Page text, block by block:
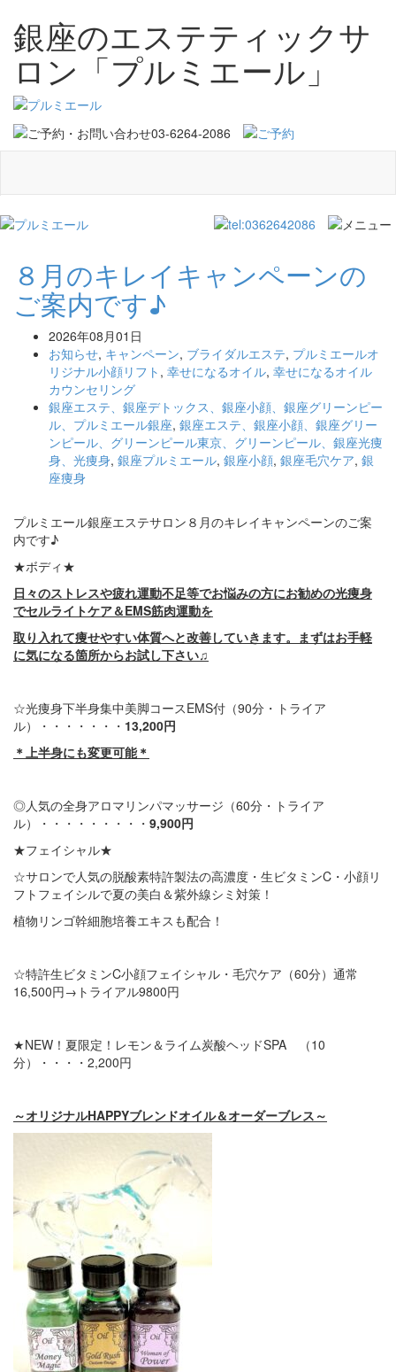
銀座のエステティックサ
ロン「プルミエール」
８月のキレイキャンペーンの
ご案内です♪
2026年08月01日
お知らせ, キャンペーン, ブライダルエステ, プルミエールオ
リジナル小顔リフト , 幸せになるオイル, 幸せになるオイル
カウンセリング
銀座エステ、銀座デトックス、銀座小顔、銀座グリーンピー
ル、プルミエール銀座, 銀座エステ、銀座小顔、銀座グリー
ンピール、グリーンピール東京、グリーンピール、銀座光痩
身、光痩身, 銀座プルミエール, 銀座小顔, 銀座毛穴ケア, 銀
座痩身
プルミエール銀座エステサロン８月のキレイキャンペーンのご案
内です♪
★ボディ★
日々のストレスや疲れ運動不足等でお悩みの方にお勧めの光痩身
でセルライトケア＆EMS筋肉運動を
取り入れて痩せやすい体質へと改善していきます。まずはお手軽
に気になる箇所からお試し下さい♫
☆光痩身下半身集中美脚コースEMS付（90分・トライア
ル）・・・・・・・ 13,200円
＊上半身にも変更可能＊
◎人気の全身アロマリンパマッサージ（60分・トライア
ル）・・・・・・・・・ 9,900円
★フェイシャル★
☆サロンで人気の脱酸素特許製法の高濃度・生ビタミンC・小顔リ
フトフェイシルで夏の美白＆紫外線シミ対策！
植物リンゴ幹細胞培養エキスも配合！
☆特許生ビタミンC小顔フェイシャル・毛穴ケア（60分）通常
16,500円→トライアル9800円
★NEW！夏限定！レモン＆ライム炭酸ヘッドSPA （10
分）・・・・2,200円
～オリジナルHAPPYブレンドオイル＆オーダーブレス～